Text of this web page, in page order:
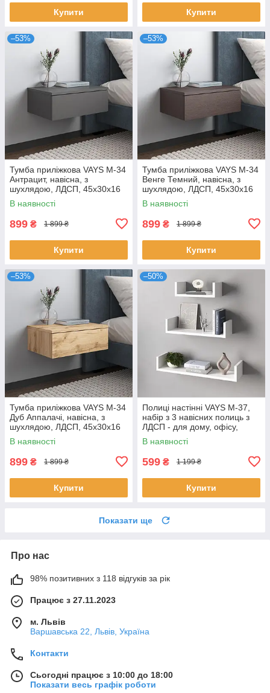
Купити Купити
–53%
Тумба приліжкова VAYS M-34
Антрацит, навісна, з
шухлядою, ЛДСП, 45х30х16
см – для спальні
В наявності
899 ₴ 1 899 ₴
Купити
–53%
Тумба приліжкова VAYS M-34
Венге Темний, навісна, з
шухлядою, ЛДСП, 45х30х16
см – для спальні
В наявності
899 ₴ 1 899 ₴
Купити
–53%
Тумба приліжкова VAYS M-34
Дуб Аппалачі, навісна, з
шухлядою, ЛДСП, 45х30х16
см – для спальні
В наявності
899 ₴ 1 899 ₴
Купити
–50%
Полиці настінні VAYS M-37,
набір з 3 навісних полиць з
ЛДСП - для дому, офісу,
вітальні
В наявності
599 ₴ 1 199 ₴
Купити
Показати ще
Про нас
98% позитивних з 118 відгуків за рік
Працює з 27.11.2023
м. Львів
Варшавська 22, Львів, Україна
Контакти
Сьогодні працює з 10:00 до 18:00
Показати весь графік роботи